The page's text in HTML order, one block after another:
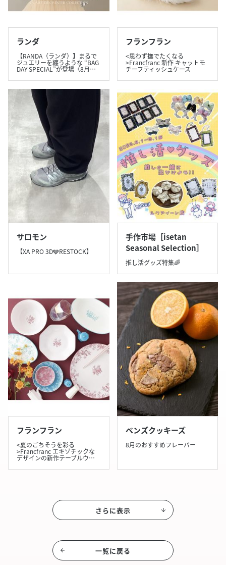
ランダ
【RANDA（ランダ）】まるで
ジュエリーを纏うような “BAG
DAY SPECIAL”が登場〈8月…
フランフラン
<思わず撫でたくなる
>Francfranc 新作 キャットモ
チーフティッシュケース
サロモン
【XA PRO 3D🩶RESTOCK】
手作市場［isetan
Seasonal Selection］
推し活グッズ特集🌈
フランフラン
<夏のごちそうを彩る
>Francfranc エキゾチックな
デザインの新作テーブルウ…
ベンズクッキーズ
8月のおすすめフレーバー
さらに表示
一覧に戻る